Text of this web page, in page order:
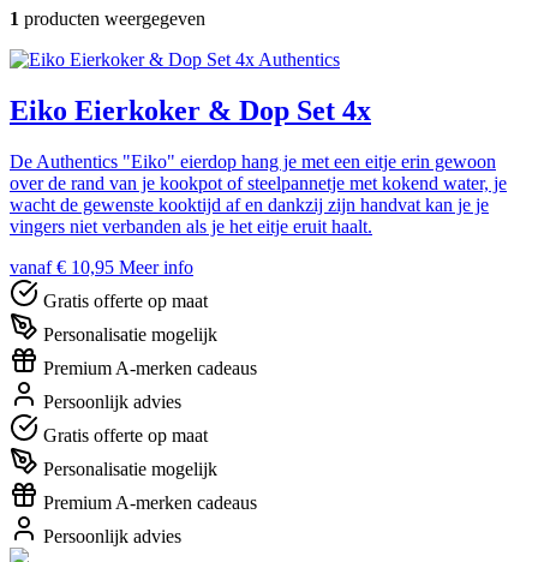
1 producten weergegeven
Authentics
Eiko Eierkoker & Dop Set 4x
De Authentics "Eiko" eierdop hang je met een eitje erin gewoon
over de rand van je kookpot of steelpannetje met kokend water, je
wacht de gewenste kooktijd af en dankzij zijn handvat kan je je
vingers niet verbanden als je het eitje eruit haalt.
vanaf € 10,95 Meer info
Gratis offerte op maat
Personalisatie mogelijk
Premium A-merken cadeaus
Persoonlijk advies
Gratis offerte op maat
Personalisatie mogelijk
Premium A-merken cadeaus
Persoonlijk advies